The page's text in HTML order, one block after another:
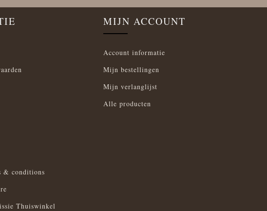
& conditions
Thuiswinkel
MIJN ACCOUNT
Account informatie
Mijn bestellingen
Mijn verlanglijst
Alle producten